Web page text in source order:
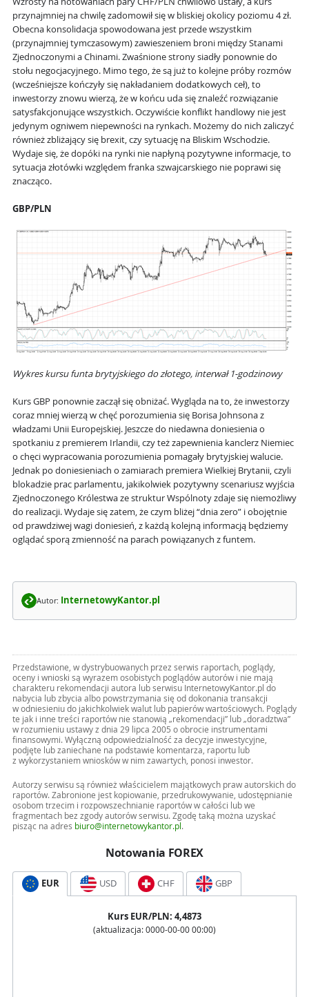
przynajmniej na chwilę zadomowił się w bliskiej okolicy poziomu 4 zł.
Obecna konsolidacja spowodowana jest przede wszystkim
(przynajmniej tymczasowym) zawieszeniem broni między Stanami
Zjednoczonymi a Chinami. Zwaśnione strony siadły ponownie do
stołu negocjacyjnego. Mimo tego, że są już to kolejne próby rozmów
(wcześniejsze kończyły się nakładaniem dodatkowych ceł), to
inwestorzy znowu wierzą, że w końcu uda się znaleźć rozwiązanie
satysfakcjonujące wszystkich. Oczywiście konflikt handlowy nie jest
jedynym ogniwem niepewności na rynkach. Możemy do nich zaliczyć
również zbliżający się brexit, czy sytuację na Bliskim Wschodzie.
Wydaje się, że dopóki na rynki nie napłyną pozytywne informacje, to
sytuacja złotówki względem franka szwajcarskiego nie poprawi się
znacząco.
GBP/PLN
Wykres kursu funta brytyjskiego do złotego, interwał 1-godzinowy
Kurs GBP ponownie zaczął się obniżać. Wygląda na to, że inwestorzy
coraz mniej wierzą w chęć porozumienia się Borisa Johnsona z
władzami Unii Europejskiej. Jeszcze do niedawna doniesienia o
spotkaniu z premierem Irlandii, czy też zapewnienia kanclerz Niemiec
o chęci wypracowania porozumienia pomagały brytyjskiej walucie.
Jednak po doniesieniach o zamiarach premiera Wielkiej Brytanii, czyli
blokadzie prac parlamentu, jakikolwiek pozytywny scenariusz wyjścia
Zjednoczonego Królestwa ze struktur Wspólnoty zdaje się niemożliwy
do realizacji. Wydaje się zatem, że czym bliżej “dnia zero” i obojętnie
od prawdziwej wagi doniesień, z każdą kolejną informacją będziemy
oglądać sporą zmienność na parach powiązanych z funtem.
Autor: InternetowyKantor.pl
Przedstawione, w dystrybuowanych przez serwis raportach, poglądy,
oceny i wnioski są wyrazem osobistych poglądów autorów i nie mają
charakteru rekomendacji autora lub serwisu InternetowyKantor.pl do
nabycia lub zbycia albo powstrzymania się od dokonania transakcji
w odniesieniu do jakichkolwiek walut lub papierów wartościowych. Poglądy
te jak i inne treści raportów nie stanowią „rekomendacji” lub „doradztwa”
w rozumieniu ustawy z dnia 29 lipca 2005 o obrocie instrumentami
finansowymi. Wyłączną odpowiedzialność za decyzje inwestycyjne,
podjęte lub zaniechane na podstawie komentarza, raportu lub
z wykorzystaniem wniosków w nim zawartych, ponosi inwestor.
Autorzy serwisu są również właścicielem majątkowych praw autorskich do
raportów. Zabronione jest kopiowanie, przedrukowywanie, udostępnianie
osobom trzecim i rozpowszechnianie raportów w całości lub we
fragmentach bez zgody autorów serwisu. Zgodę taką można uzyskać
pisząc na adres biuro@internetowykantor.pl .
Notowania FOREX
EUR USD CHF GBP
Kurs EUR/PLN: 4,4873
(aktualizacja: 0000-00-00 00:00)